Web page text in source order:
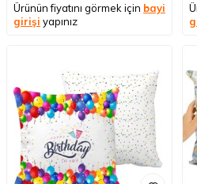
Ürünün fiyatını görmek için bayi
girişi yapınız